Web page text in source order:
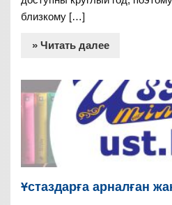
близкому […]
» Читать далее
Ұстаздарға арналған